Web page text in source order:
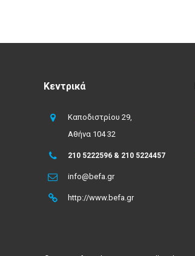
Κεντρικά
Καποδιστρίου 29,
Αθήνα 104 32
210 5222596 & 210 5224457
info@befa.gr
http://www.befa.gr